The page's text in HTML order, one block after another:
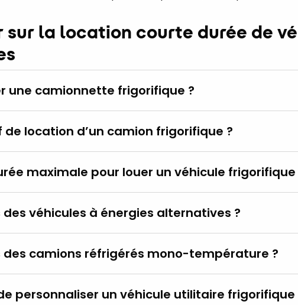
sur la location courte durée de
une camionnette frigorifique ?
de location d’un camion frigorifique ?
maximale pour louer un véhicule frigorifique
véhicules à énergies alternatives ?
des camions réfrigérés mono-température ?
personnaliser un véhicule utilitaire frigorifique